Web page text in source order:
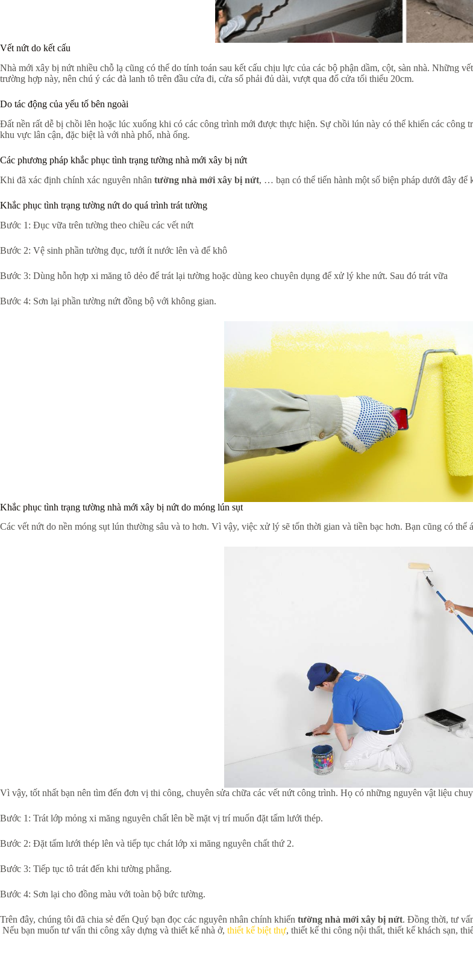
Vết nứt do kết cấu
Nhà mới xây bị nứt nhiều chỗ lạ cũng có thể do tính toán sau kết cấu chịu lực của các bộ phận dầm, cột, sàn nhà. Những
trường hợp này, nên chú ý các đà lanh tô trên đầu cửa đi, cửa sổ phải đủ dài, vượt qua đổ cửa tối thiểu 20cm.
Do tác động của yếu tố bên ngoài
Đất nền rất dễ bị chồi lên hoặc lúc xuống khi có các công trình mới được thực hiện. Sự chồi lún này có thể khiến các công
khu vực lân cận, đặc biệt là với nhà phố, nhà ống.
Các phương pháp khắc phục tình trạng tường nhà mới xây bị nứt
Khi đã xác định chính xác nguyên nhân tường nhà mới xây bị nứt, … bạn có thể tiến hành một số biện pháp dưới đây để
Khắc phục tình trạng tường nứt do quá trình trát tường
Bước 1: Đục vữa trên tường theo chiều các vết nứt
Bước 2: Vệ sinh phần tường đục, tưới ít nước lên và để khô
Bước 3: Dùng hỗn hợp xi măng tô dẻo để trát lại tường hoặc dùng keo chuyên dụng để xử lý khe nứt. Sau đó trát vữa
Bước 4: Sơn lại phần tường nứt đồng bộ với không gian.
Khắc phục tình trạng tường nhà mới xây bị nứt do móng lún sụt
Các vết nứt do nền móng sụt lún thường sâu và to hơn. Vì vậy, việc xử lý sẽ tốn thời gian và tiền bạc hơn. Bạn cũng có thể
Vì vậy, tốt nhất bạn nên tìm đến đơn vị thi công, chuyên sửa chữa các vết nứt công trình. Họ có những nguyên vật liệu
Bước 1: Trát lớp mỏng xi măng nguyên chất lên bề mặt vị trí muốn đặt tấm lưới thép.
Bước 2: Đặt tấm lưới thép lên và tiếp tục chát lớp xi măng nguyên chất thứ 2.
Bước 3: Tiếp tục tô trát đến khi tường phẳng.
Bước 4: Sơn lại cho đồng màu với toàn bộ bức tường.
Trên đây, chúng tôi đã chia sẻ đến Quý bạn đọc các nguyên nhân chính khiến tường nhà mới xây bị nứt. Đồng thời, tư
Nếu bạn muốn tư vấn thi công xây dựng và thiết kế nhà ở, thiết kế biệt thự, thiết kế thi công nội thất, thiết kế khách sạn,